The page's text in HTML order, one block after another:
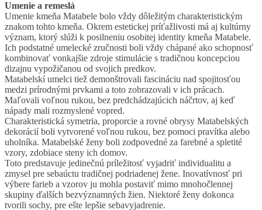
Umenie a remeslá
Umenie kmeňa Matabele bolo vždy dôležitým charakteristickým
znakom tohto kmeňa. Okrem estetickej príťažlivosti má aj kultúrny
význam, ktorý slúži k posilneniu osobitej identity kmeňa Matabele.
Ich podstatné umelecké zručnosti boli vždy chápané ako schopnosť
kombinovať vonkajšie zdroje stimulácie s tradičnou koncepciou
dizajnu vypožičanou od svojich predkov.
Matabelskí umelci tiež demonštrovali fascináciu nad spojitosťou
medzi prírodnými prvkami a toto zobrazovali v ich prácach.
Maľovali voľnou rukou, bez predchádzajúcich náčrtov, aj keď
nápady mali rozmyslené vopred.
Charakteristická symetria, proporcie a rovné obrysy Matabelských
dekorácií boli vytvorené voľnou rukou, bez pomoci pravítka alebo
uholníka. Matabelské ženy boli zodpovedné za farebné a spletité
vzory, zdobiace steny ich domov.
Toto predstavuje jedinečnú príležitosť vyjadriť individualitu a
zmysel pre sebaúctu tradičnej podriadenej žene. Inovatívnosť pri
výbere farieb a vzorov ju mohla postaviť mimo mnohočlennej
skupiny ďalších bezvýznamných žien. Niektoré ženy dokonca
tvorili sochy, pre ešte lepšie sebavyjadrenie.